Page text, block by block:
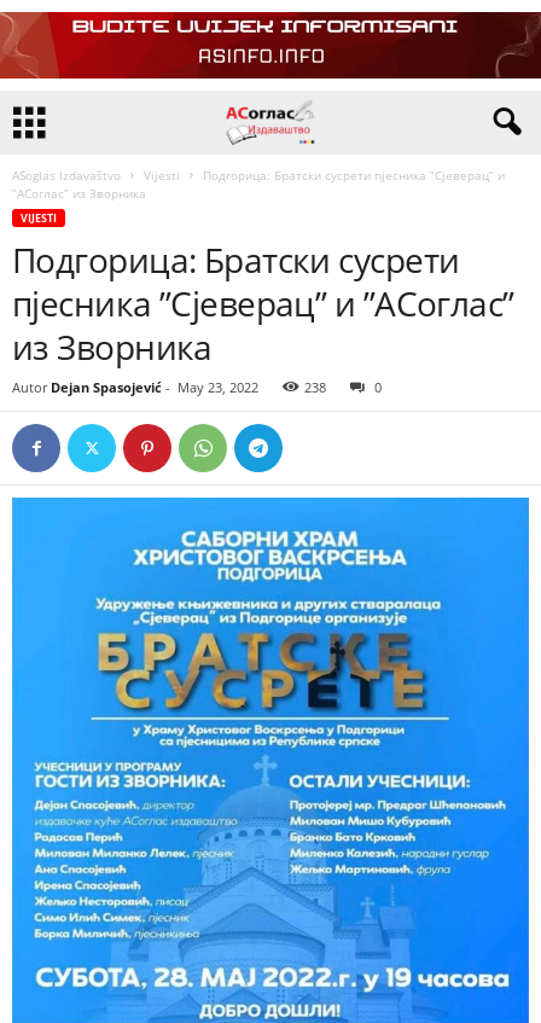
ASoglas Izdavaštvo Vijesti
Подгорица: Братски сусрети пјесника ”Сјеверац” и
”АСоглас” из Зворника
VIJESTI
Подгорица: Братски сусрети
пјесника ”Сјеверац” и ”АСоглас”
из Зворника
Autor Dejan Spasojević - May 23, 2022 238 0